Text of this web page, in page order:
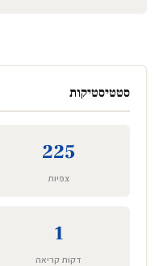
סטטיסטיקות
225
צפיות
1
דקות קריאה